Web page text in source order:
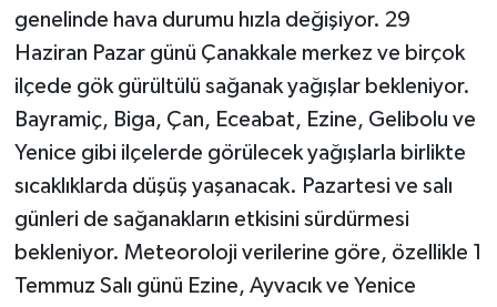
genelinde hava durumu hızla değişiyor. 29
Haziran Pazar günü Çanakkale merkez ve birçok
ilçede gök gürültülü sağanak yağışlar bekleniyor.
Bayramiç, Biga, Çan, Eceabat, Ezine, Gelibolu ve
Yenice gibi ilçelerde görülecek yağışlarla birlikte
sıcaklıklarda düşüş yaşanacak. Pazartesi ve salı
günleri de sağanakların etkisini sürdürmesi
bekleniyor. Meteoroloji verilerine göre, özellikle 1
Temmuz Salı günü Ezine, Ayvacık ve Yenice